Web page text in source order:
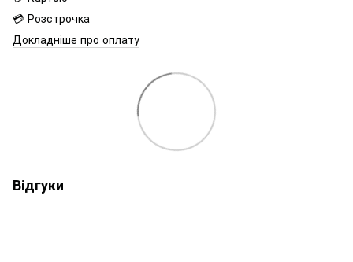
💳 Розстрочка
Докладніше про оплату
Відгуки